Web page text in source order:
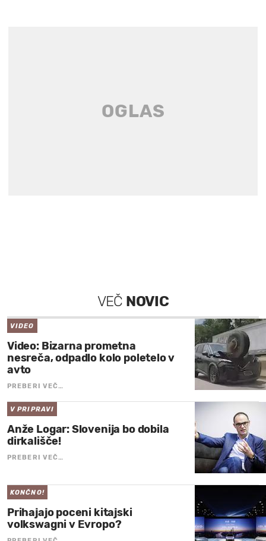
VEČ NOVIC
VIDEO
Video: Bizarna prometna
nesreča, odpadlo kolo poletelo v
avto
PREBERI VEČ…
V PRIPRAVI
Anže Logar: Slovenija bo dobila
dirkališče!
PREBERI VEČ…
KONČNO!
Prihajajo poceni kitajski
volkswagni v Evropo?